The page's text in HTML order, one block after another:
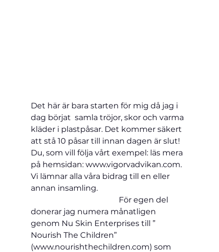
Det här är bara starten för mig då jag i
dag börjat  samla tröjor, skor och varma
kläder i plastpåsar. Det kommer säkert
att stå 10 påsar till innan dagen är slut!
Du, som vill följa vårt exempel: läs mera
på hemsidan: www.vigorvadvikan.com.
Vi lämnar alla våra bidrag till en eller
annan insamling.
donerar jag numera månatligen
genom Nu Skin Enterprises till ”
Nourish The Children”
(www.nourishthechildren.com) som